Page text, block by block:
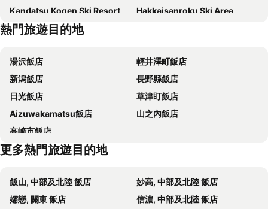
Dream Stays SORA
Kandatsu Kogen Ski Resort
Hakkaisanroku Ski Area
Jyoetsu International Ski Area
熱門旅遊目的地
湯沢飯店
輕井澤町飯店
新潟飯店
長野縣飯店
日光飯店
草津盯飯店
Aizuwakamatsu飯店
山之內飯店
高崎市飯店
更多熱門旅遊目的地
飯山, 中部及北陸 飯店
妙高, 中部及北陸 飯店
嬬戀, 關東 飯店
信濃, 中部及北陸 飯店